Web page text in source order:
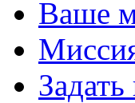
Ваше